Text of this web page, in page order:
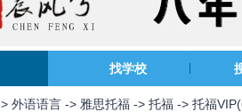
找学校
外语语言 -> 雅思托福 -> 托福 -> 托福